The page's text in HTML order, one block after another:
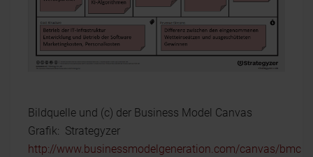
Bildquelle und (c) der Business Model Canvas
Grafik: Strategyzer
http://www.businessmodelgeneration.com/canvas/bmc